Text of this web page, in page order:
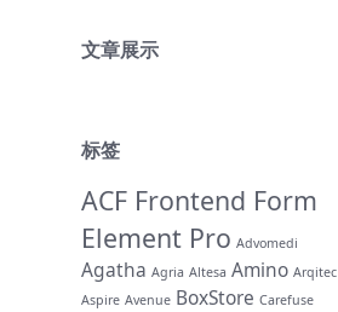
文章展示
标签
ACF Frontend Form
Element Pro Advomedi
Agatha Agria Altesa Amino Arqitec
Aspire Avenue BoxStore Carefuse